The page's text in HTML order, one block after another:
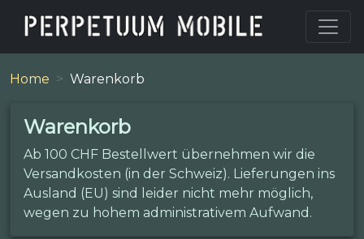
Home Warenkorb
Warenkorb
Ab 100 CHF Bestellwert übernehmen wir die
Versandkosten (in der Schweiz). Lieferungen ins
Ausland (EU) sind leider nicht mehr möglich,
wegen zu hohem administrativem Aufwand.